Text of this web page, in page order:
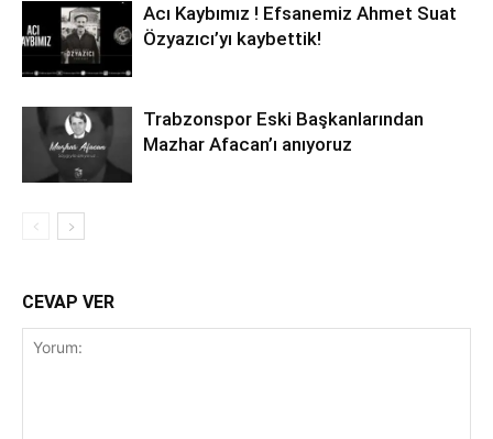
Acı Kaybımız ! Efsanemiz Ahmet Suat
Özyazıcı’yı kaybettik!
Trabzonspor Eski Başkanlarından
Mazhar Afacan’ı anıyoruz
CEVAP VER